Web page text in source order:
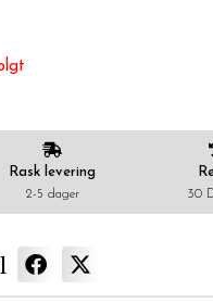
Rask levering
2-5 dager 30